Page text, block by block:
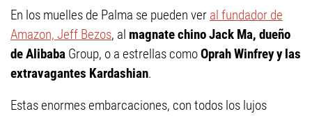
En los muelles de Palma se pueden ver al fundador de
Amazon, Jeff Bezos, al magnate chino Jack Ma, dueño
de Alibaba Group, o a estrellas comoOprah Winfrey y las
extravagantes Kardashian.
Estas enormes embarcaciones, con todos los lujos